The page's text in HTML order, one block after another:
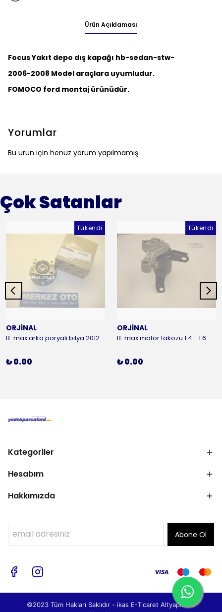
Ürün Açıklaması
Focus Yakıt depo dış kapağı hb-sedan-stw-
2006-2008 Model araçlara uyumludur.
FOMOCO ford montaj ürünüdür.
Yorumlar
Bu ürün için henüz yorum yapılmamış.
Çok Satanlar
Tükendi
ORJİNAL
B-max arka poryalı bilya 2012-2016 ORJİNAL
₺ 0.00
Tükendi
ORJİNAL
B-max motor takozu 1.4 - 1.6 benzinli 2012-2016 ORJİNAL
₺ 0.00
Kategoriler
Hesabım
Hakkımızda
Abone Ol
©2023 Tüm Hakları Saklıdır - ikas E-Ticaret Altyapısı ile